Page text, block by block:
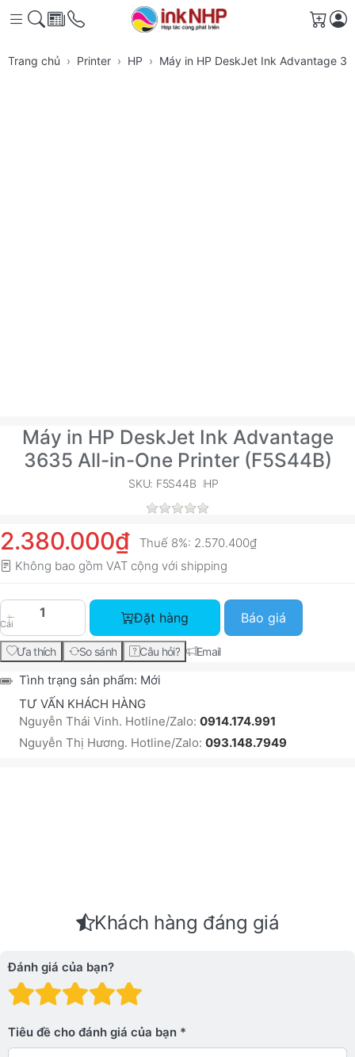
Giỏ
Trang chủ Printer HP Máy in HP DeskJet Ink Advantage
Máy in HP DeskJet Ink Advantage
3635 All-in-One Printer (F5S44B)
SKU: F5S44B HP
2.380.000₫ Thuế 8%: 2.570.400₫
Không bao gồm VAT cộng với shipping
Cái
Máy in HP DeskJet Ink Advantage 3635 All-
Đặt hàng Báo giá
Ưa thích So sánh Câu hỏi? Email
Tình trạng sản phẩm: Mới
TƯ VẤN KHÁCH HÀNG
Nguyễn Thái Vinh. Hotline/Zalo: 0914.174.991
Nguyễn Thị Hương. Hotline/Zalo: 093.148.7949
Khách hàng đáng giá
Đánh giá của bạn?
Đánh giá: 4 trên 5
Đánh giá: 3 trên 5 sao.
Đánh giá: 2 trên 5 sao.
Đánh giá: 1 trên 5 sao. Xấu
Tiêu đề cho đánh giá của bạn